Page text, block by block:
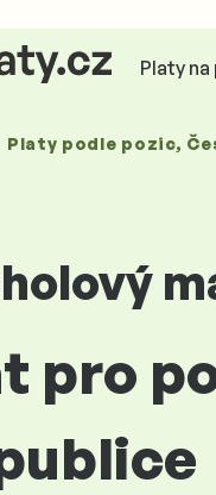
Platy
Platy podle pozic,
pro